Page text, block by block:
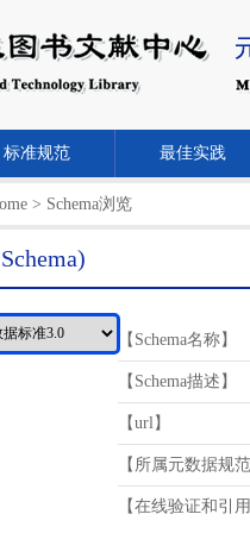
标准规范 最佳实践
> Schema浏览
【Schema名称】
【Schema描述】
【url】
【所属元数据规
【在线验证和引